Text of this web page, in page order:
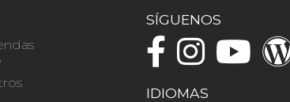
SÍGUENOS
IDIOMAS